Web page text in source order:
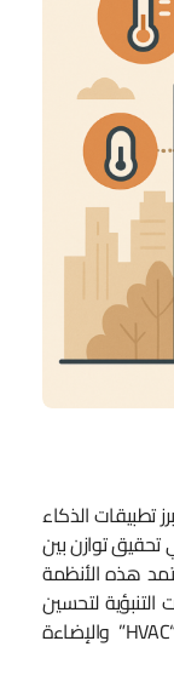
تطبيقات الذكاء
توازن بين
هذه الأنظمة
التنبؤية لتحسين
أداء أنظمة التدفئة والتهوية وتكييف الهواء “HVAC” والإضاءة